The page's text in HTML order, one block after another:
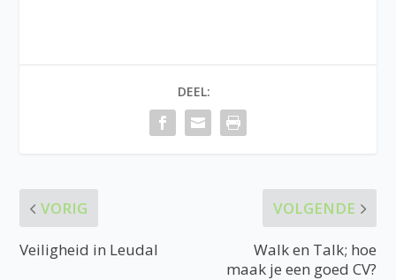
DEEL:
VORIG
Veiligheid in Leudal
VOLGENDE
Walk en Talk; hoe
maak je een goed CV?